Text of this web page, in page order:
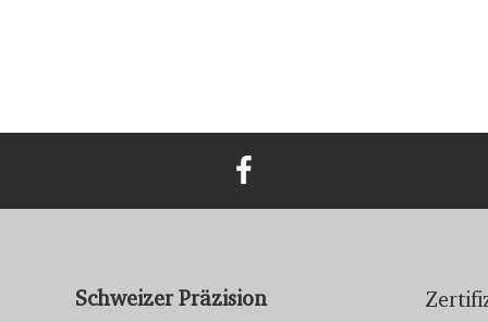
Schweizer Präzision